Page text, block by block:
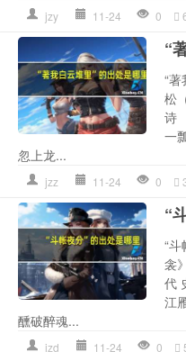
jzy 11-24 0
“
“
松
诗
一
忽上龙...
jzz 11-24 0
“
“
衾
代
江
醺破醉魂...
jzd 11-24 0